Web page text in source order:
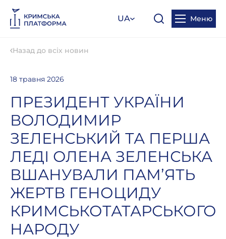
UA Меню
Назад до всіх новин
18 травня 2026
ПРЕЗИДЕНТ УКРАЇНИ
ВОЛОДИМИР
ЗЕЛЕНСЬКИЙ ТА ПЕРША
ЛЕДІ ОЛЕНА ЗЕЛЕНСЬКА
ВШАНУВАЛИ ПАМʼЯТЬ
ЖЕРТВ ГЕНОЦИДУ
КРИМСЬКОТАТАРСЬКОГО
НАРОДУ